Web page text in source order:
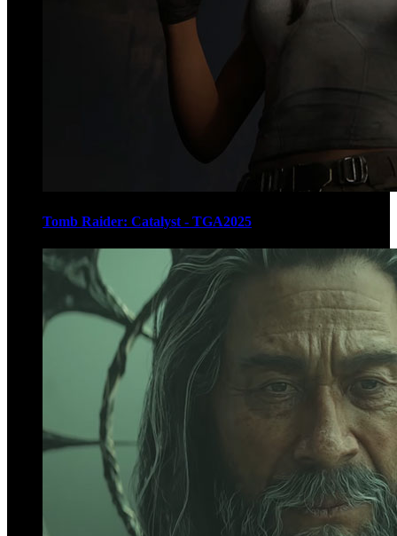
Tomb Raider: Catalyst - TGA2025